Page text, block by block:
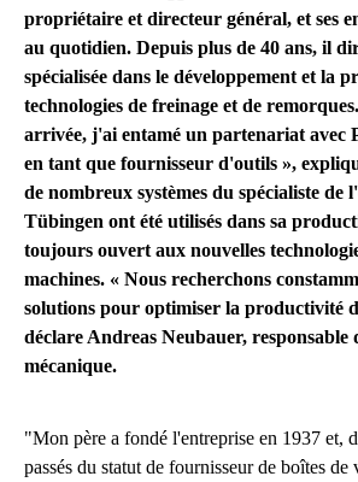
propriétaire et directeur général, et ses
au quotidien. Depuis plus de 40 ans, il
spécialisée dans le développement et la
technologies de freinage et de
arrivée, j'ai entamé un partenariat avec
en tant que fournisseur d'outils »,
de nombreux systèmes du spécialiste de
Tübingen ont été utilisés dans sa
toujours ouvert aux nouvelles
machines. « Nous recherchons
solutions pour optimiser la productivité
déclare Andreas Neubauer, responsable
mécanique.
"Mon père a fondé l'entreprise en 1937 et,
passés du statut de fournisseur de boîtes de